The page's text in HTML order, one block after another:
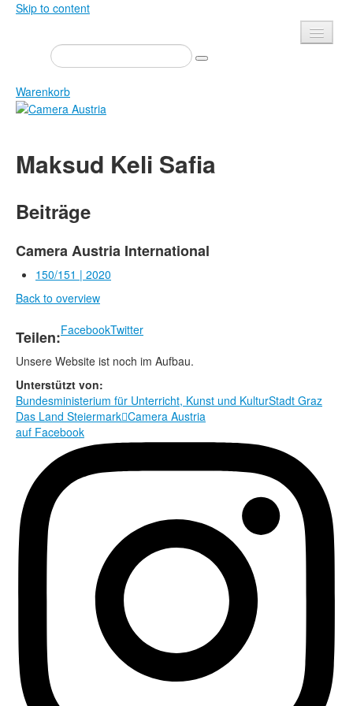
Skip to content
Presse
Veranstaltungen
Newsletter
Über uns
Shop
Datenschutz
Mediadaten
Warenkorb
Zeitschrift
Bücher
Edition
Bibliothek
Camera Austria Preis
Fotoarchiv Pierre Bourdieu
Rechtliche Informationen
Maksud Keli Safia
Beiträge
Camera Austria International
150/151 | 2020
Back to overview
Teilen:FacebookTwitter
Unsere Website ist noch im Aufbau.
Unterstützt von:
Bundesministerium für Unterricht, Kunst und KulturStadt Graz
Das Land SteiermarkCamera Austria
auf Facebook